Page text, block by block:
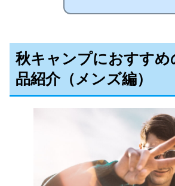
秋キャンプにおすすめ
品紹介（メンズ編）